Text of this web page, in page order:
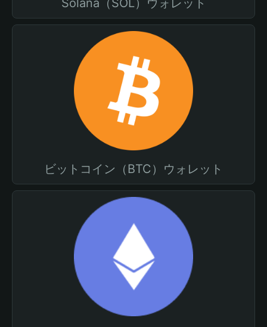
Solana（SOL）ウォレット
ビットコイン（BTC）ウォレット